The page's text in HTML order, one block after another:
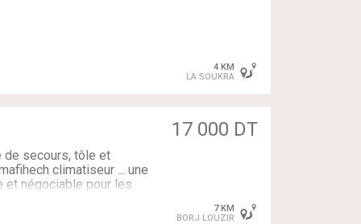
4 KM
LA SOUKRA
17 000 DT
de secours, tôle et
climatiseur ... une
et négociable pour les
7 KM
BORJ LOUZIR